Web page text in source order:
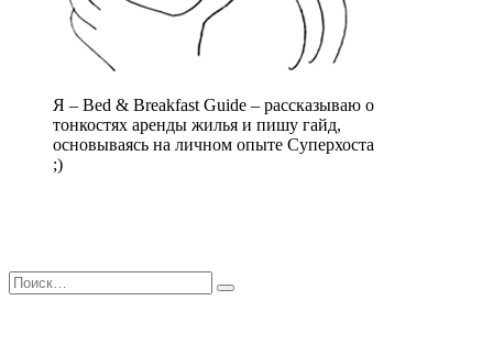
Я – Bed & Breakfast Guide – рассказываю о
тонкостях аренды жилья и пишу гайд,
основываясь на личном опыте Суперхоста
;)
Искать:
Поиск